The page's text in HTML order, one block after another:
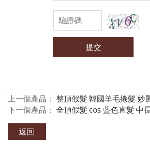
提交
上一個產品： 整頂假髮 韓國羊毛捲髮 妙麗髮型
下一個產品： 全頂假髮 cos 藍色直髮 中長髮 霧霾藍 萬
返回